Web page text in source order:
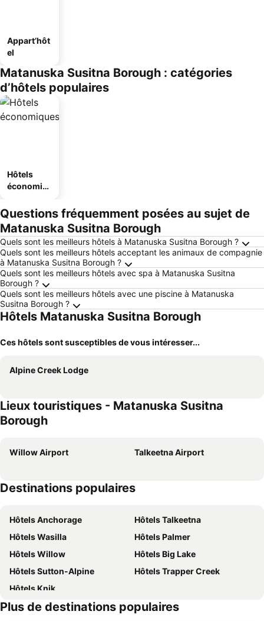
Appart’hôt
el
Matanuska Susitna Borough : catégories
d’hôtels populaires
Hôtels
économiq
Questions fréquemment posées au sujet de
Matanuska Susitna Borough
Quels sont les meilleurs hôtels à Matanuska Susitna Borough ?
Quels sont les meilleurs hôtels acceptant les animaux de compagnie
à Matanuska Susitna Borough ?
Quels sont les meilleurs hôtels avec spa à Matanuska Susitna
Borough ?
Quels sont les meilleurs hôtels avec une piscine à Matanuska
Susitna Borough ?
Hôtels Matanuska Susitna Borough
Ces hôtels sont susceptibles de vous intéresser...
Alpine Creek Lodge
Lieux touristiques - Matanuska Susitna
Borough
Willow Airport Talkeetna Airport
Destinations populaires
Hôtels Anchorage
Hôtels Talkeetna
Hôtels Wasilla
Hôtels Palmer
Hôtels Willow
Hôtels Big Lake
Hôtels Sutton-Alpine
Hôtels Trapper Creek
Hôtels Knik
Plus de destinations populaires